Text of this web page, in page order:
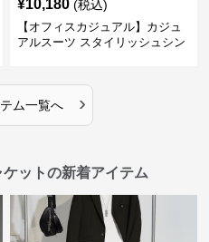
¥10,180 (税込)
【オフィスカジュアル】カジュ
アルスーツ スタイリッシュシン
ム一覧へ ›
ットの新着アイテム